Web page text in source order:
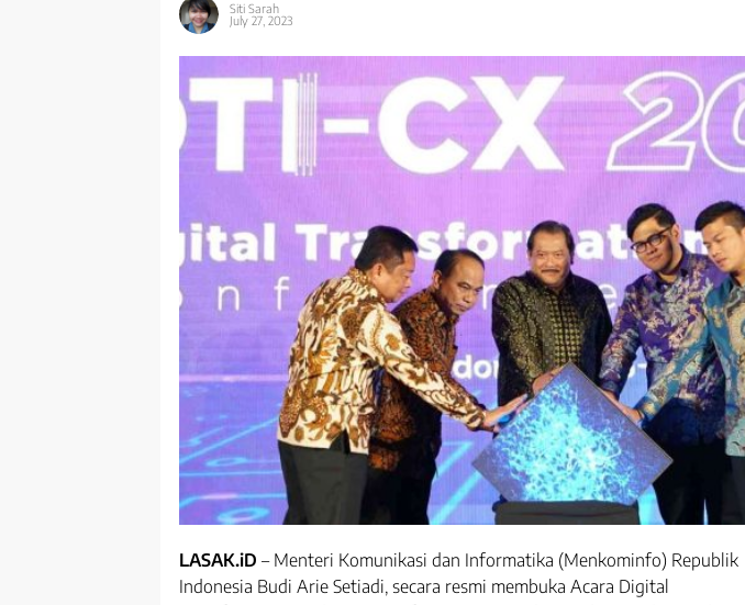
Siti Sarah
July 27, 2023
LASAK.iD – Menteri Komunikasi dan Informatika (Menkominfo) Republik
Indonesia Budi Arie Setiadi, secara resmi membuka Acara Digital